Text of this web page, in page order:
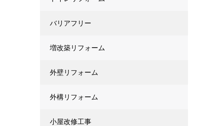
バリアフリー
増改築リフォーム
外壁リフォーム
外構リフォーム
小屋改修工事